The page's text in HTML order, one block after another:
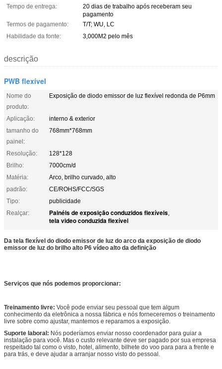
Tempo de entrega:
20 dias de trabalho após receberam seu
pagamento
Termos de pagamento:
T/T; WU, LC
Habilidade da fonte:
3,000M2 pelo mês
descrição
PWB flexível
Nome do
produto:
Exposição de diodo emissor de luz flexível redonda de P6mm
Aplicação:
interno & exterior
tamanho do
painel:
768mm*768mm
Resolução:
128*128
Brilho:
7000cm/d
Matéria:
Arco, brilho curvado, alto
padrão:
CE/ROHS/FCC/SGS
Tipo:
publicidade
Realçar:
Painéis de exposição conduzidos flexíveis,
tela video conduzida flexível
Da tela flexível do diodo emissor de luz do arco da exposição de diodo
emissor de luz do brilho alto P6 vídeo alto da definição
Serviços que nós podemos proporcionar:
Treinamento livre: Você pode enviar seu pessoal que tem algum
conhecimento da eletrônica a nossa fábrica e nós forneceremos o treinamento
livre sobre como ajustar, mantemos e reparamos a exposição.
Suporte laboral: Nós poderíamos enviar nosso coordenador para guiar a
instalação para você. Mas o custo relevante deve ser pagado por sua empresa
respeitado tal como o visto, hotel, alimento, bilhete do voo para para a frente e
para trás, e deve ajudar a arranjar nosso visto do pessoal.